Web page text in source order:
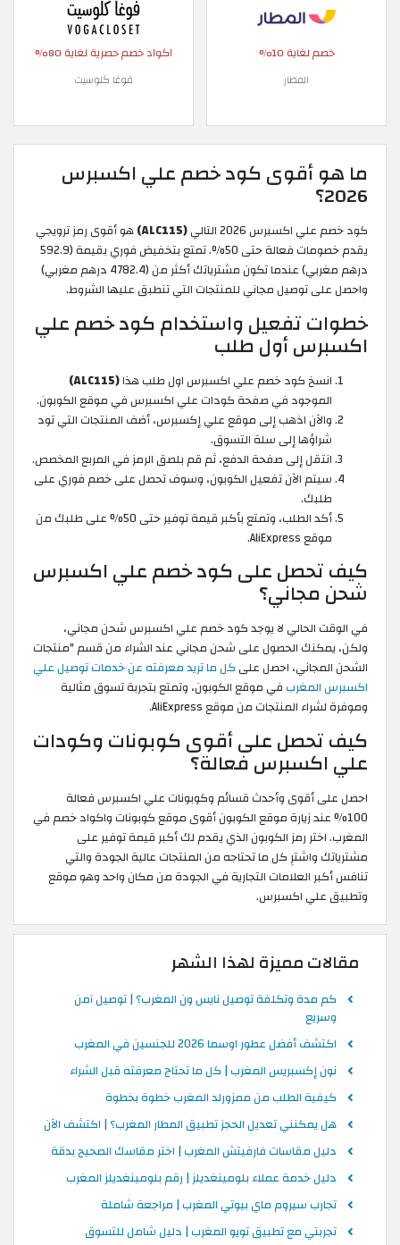
خصم لغاية 10%
المطار
اكواد خصم حصرية لغاية 80%
فوغا كلوسيت
ما هو أقوى كود خصم علي اكسبرس
2026؟
كود خصم علي اكسبرس 2026 التالي (ALC115)
هو أقوى رمز ترويجي
يقدم خصومات فعالة حتى 50%. تمتع بتخفيض فوري بقيمة (592.9
درهم مغربي) عندما تكون مشترياتك أكثر من (4782.4 درهم مغربي)
واحصل على توصيل مجاني للمنتجات التي تنطبق عليها الشروط.
خطوات تفعيل واستخدام كود خصم علي
اكسبرس أول طلب
انسخ كود خصم علي اكسبرس اول طلب هذا(ALC115)
الموجود في صفحة كودات علي اكسبرس في موقع الكوبون.
والآن اذهب إلى موقع علي إكسبرس، أضف المنتجات التي تود
شراؤها إلى سلة التسوق.
انتقل إلى صفحة الدفع، ثم قم بلصق الرمز في المربع المخصص.
سيتم الآن تفعيل الكوبون، وسوف تحصل على خصم فوري على
طلبك.
أكد الطلب، وتمتع بأكبر قيمة توفير حتى 50% على طلبك من
موقع AliExpress.
كيف تحصل على كود خصم علي اكسبرس
شحن مجاني؟
في الوقت الحالي لا يوجد كود خصم علي اكسبرس شحن مجاني،
ولكن، يمكنك الحصول على شحن مجاني عند الشراء من قسم "منتجات
الشحن المجاني، احصل على كل ما تريد معرفته عن خدمات توصيل علي
اكسبرس المغربفي موقع الكوبون، وتمتع بتجربة تسوق مثالية
وموفرة لشراء المنتجات من موقع AliExpress.
كيف تحصل على أقوى كوبونات وكودات
علي اكسبرس فعالة؟
احصل على أقوى وأحدث قسائم وكوبونات علي اكسبرس فعالة
100% عند زيارة موقع الكوبون أقوى موقع كوبونات واكواد خصم في
المغرب. اختر رمز الكوبون الذي يقدم لك أكبر قيمة توفير على
مشترياتك واشترِ كل ما تحتاجه من المنتجات عالية الجودة والتي
تنافس أكبر العلامات التجارية في الجودة من مكان واحد وهو موقع
وتطبيق علي اكسبرس.
مقالات مميزة لهذا الشهر
كم مدة وتكلفة توصيل نايس ون المغرب؟ | توصيل آمن
وسريع
اكتشف أفضل عطور اوسما 2026 للجنسين في المغرب
نون إكسبريس المغرب | كل ما تحتاج معرفته قبل الشراء
كيفية الطلب من ممزورلد المغرب خطوة بخطوة
هل يمكنني تعديل الحجز تطبيق المطار المغرب؟ | اكتشف الآن
دليل مقاسات فارفيتش المغرب | اختر مقاسك الصحيح بدقة
دليل خدمة عملاء بلومينغديلز | رقم بلومينغديلز المغرب
تجارب سيروم ماي بيوتي المغرب | مراجعة شاملة
تجربتي مع تطبيق تويو المغرب | دليل شامل للتسوق